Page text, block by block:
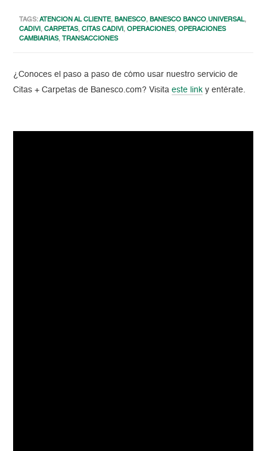
TAGS:ATENCION AL CLIENTE,BANESCO,BANESCO BANCO UNIVERSAL,
CADIVI,CARPETAS,CITAS CADIVI,OPERACIONES,OPERACIONES
CAMBIARIAS, TRANSACCIONES
¿Conoces el paso a paso de cómo usar nuestro servicio de
Citas + Carpetas de Banesco.com? Visitaeste link y entérate.